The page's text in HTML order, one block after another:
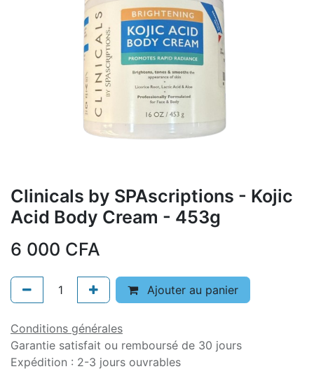
Clinicals by SPAscriptions - Kojic
Acid Body Cream - 453g
6 000 CFA
Ajouter au panier
Conditions générales
Garantie satisfait ou remboursé de 30 jours
Expédition : 2-3 jours ouvrables